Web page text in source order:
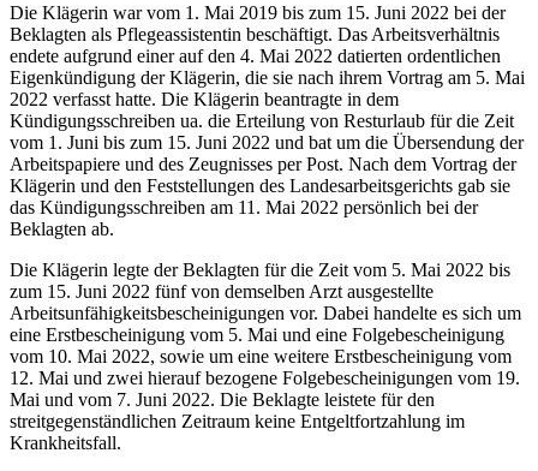
Die Klägerin war vom 1. Mai 2019 bis zum 15. Juni 2022 bei der
Beklagten als Pflegeassistentin beschäftigt. Das Arbeitsverhältnis
endete aufgrund einer auf den 4. Mai 2022 datierten ordentlichen
Eigenkündigung der Klägerin, die sie nach ihrem Vortrag am 5. Mai
2022 verfasst hatte. Die Klägerin beantragte in dem
Kündigungsschreiben ua. die Erteilung von Resturlaub für die Zeit
vom 1. Juni bis zum 15. Juni 2022 und bat um die Übersendung der
Arbeitspapiere und des Zeugnisses per Post. Nach dem Vortrag der
Klägerin und den Feststellungen des Landesarbeitsgerichts gab sie
das Kündigungsschreiben am 11. Mai 2022 persönlich bei der
Beklagten ab.
Die Klägerin legte der Beklagten für die Zeit vom 5. Mai 2022 bis
zum 15. Juni 2022 fünf von demselben Arzt ausgestellte
Arbeitsunfähigkeitsbescheinigungen vor. Dabei handelte es sich um
eine Erstbescheinigung vom 5. Mai und eine Folgebescheinigung
vom 10. Mai 2022, sowie um eine weitere Erstbescheinigung vom
12. Mai und zwei hierauf bezogene Folgebescheinigungen vom 19.
Mai und vom 7. Juni 2022. Die Beklagte leistete für den
streitgegenständlichen Zeitraum keine Entgeltfortzahlung im
Krankheitsfall.